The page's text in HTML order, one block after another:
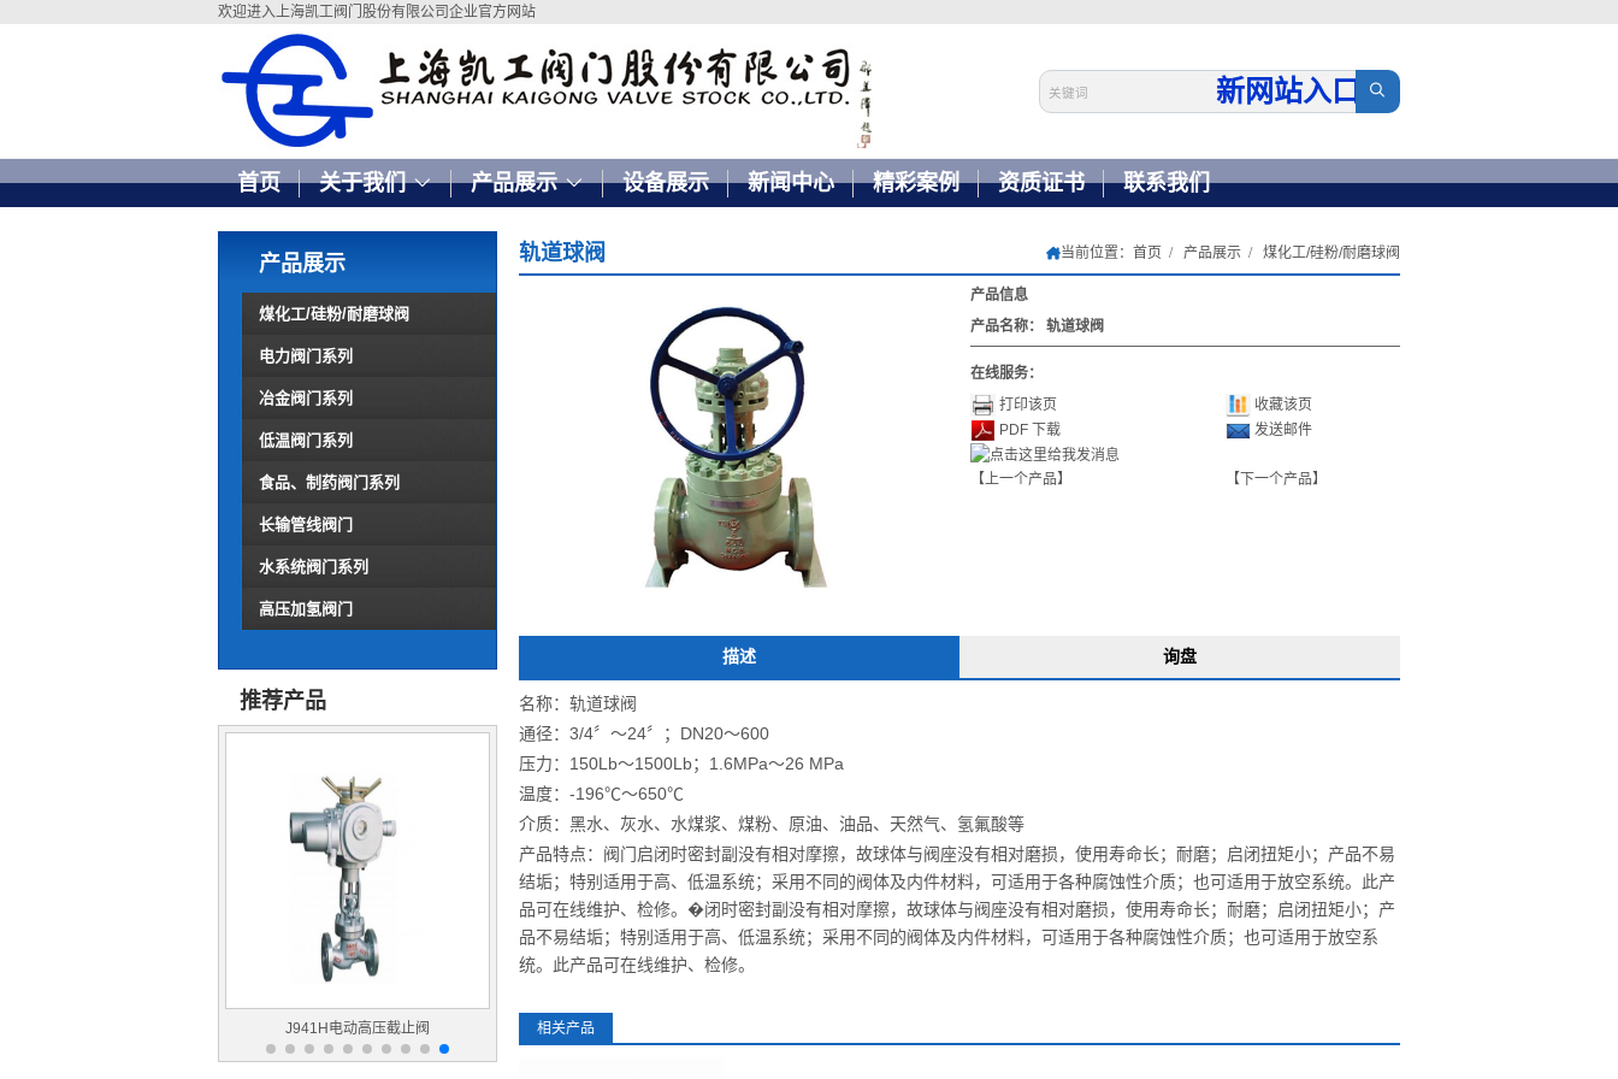
欢迎进入上海凯工阀门股份有限公司企业官方网站
新网站入口 →
首页 关于我们 产品展示 设备展示 新闻中心 精彩案例 资质证书 联系我们
轨道球阀 当前位置： 首页 产品展示 煤化工/硅粉/耐磨球阀
产品信息
产品名称：
轨道球阀
在线服务：
打印该页
收藏该页
PDF 下载
发送邮件
【上一个产品】 【下一个产品】
描述 询盘
名称：轨道球阀
通径：3/4〞～24〞；DN20～600
压力：150Lb～1500Lb；1.6MPa～26 MPa
温度：-196℃～650℃
介质：黑水、灰水、水煤浆、煤粉、原油、油品、天然气、氢氟酸等
产品特点：阀门启闭时密封副没有相对摩擦，故球体与阀座没有相对磨损，使用寿命长；耐磨；启闭扭矩小；产品不易
结垢；特别适用于高、低温系统；采用不同的阀体及内件材料，可适用于各种腐蚀性介质；也可适用于放空系统。此产
品可在线维护、检修。�闭时密封副没有相对摩擦，故球体与阀座没有相对磨损，使用寿命长；耐磨；启闭扭矩小；产
品不易结垢；特别适用于高、低温系统；采用不同的阀体及内件材料，可适用于各种腐蚀性介质；也可适用于放空系
统。此产品可在线维护、检修。
相关产品
产品展示
煤化工/硅粉/耐磨球阀
电力阀门系列
冶金阀门系列
低温阀门系列
食品、制药阀门系列
长输管线阀门
水系统阀门系列
高压加氢阀门
推荐产品
J941H电动高压截止阀